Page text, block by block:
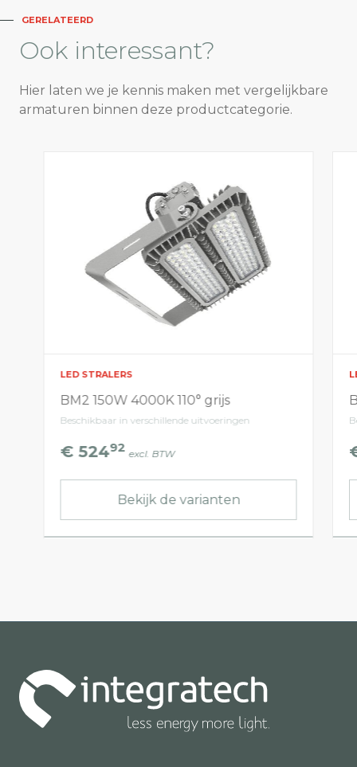
GERELATEERD
Ook interessant?
Hier laten we je kennis maken met vergelijkbare
armaturen binnen deze productcategorie.
LED STRALERS
BM2 150W 4000K 110° grijs
Beschikbaar in verschillende uitvoeringen
€ 52492 excl. BTW
Bekijk de varianten